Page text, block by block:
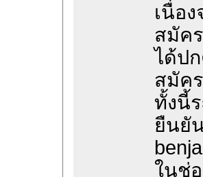
เนื่อ
สมัค
ได้ป
สมัค
ทั้งนี้
ยืนยั
ในช่